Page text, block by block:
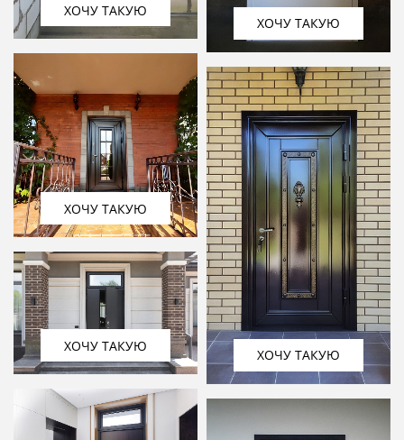
ХОЧУ ТАКУЮ
ХОЧУ ТАКУЮ
ХОЧУ ТАКУЮ
ХОЧУ ТАКУЮ
ХОЧУ ТАКУЮ